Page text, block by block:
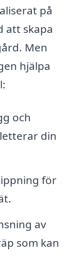
på
att skapa
Men
hjälpa
och
din
för
av
som kan